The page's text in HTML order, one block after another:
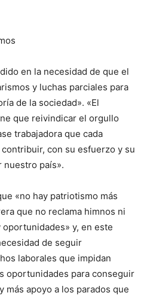
en la necesidad de que el
y luchas parciales para
de la sociedad». «El
que reivindicar el orgullo
trabajadora que cada
contribuir, con su esfuerzo y su
nuestro país».
«no hay patriotismo más
que no reclama himnos ni
y, en este
de seguir
laborales que impidan
oportunidades para conseguir
más apoyo a los parados que